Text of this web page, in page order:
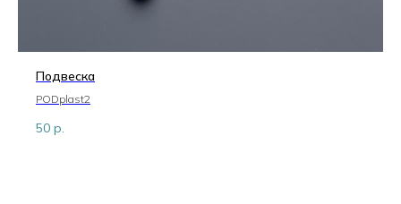
Подвеска
PODplast2
50 р.